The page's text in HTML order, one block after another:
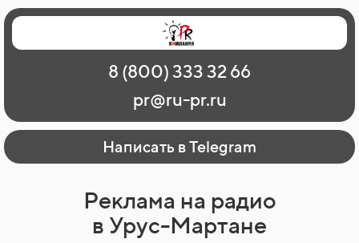
Главная
Наши работы
О рекламе
Регионы
Контакты
8 (800) 333 32 66
pr@ru-pr.ru
Написать в Telegram
Реклама на радио
в Урус-Мартане